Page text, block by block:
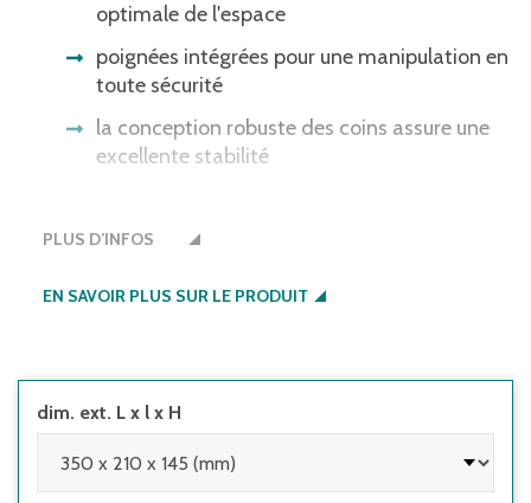
optimale de l'espace
poignées intégrées pour une manipulation en
toute sécurité
la conception robuste des coins assure une
excellente stabilité
au fond légèrement rugueux aux bords
PLUS D’INFOS
EN SAVOIR PLUS SUR LE PRODUIT
dim. ext. L x l x H